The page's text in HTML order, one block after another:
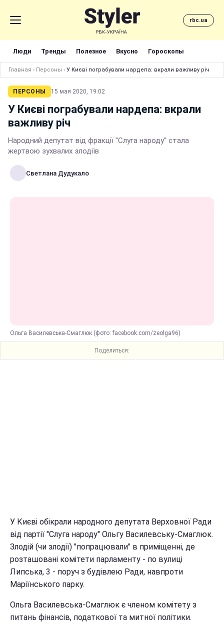
rbc.ua
Люди Тренды Полезное Вкусно Гороскопы
Главная › Персоны › У Києві пограбували нардепа: вкрали важливу річ
ПЕРСОНЫ 15 мая 2020, 19:02
У Києві пограбували нардепа: вкрали
важливу річ
Народний депутат від фракції "Слуга народу" стала
жертвою зухвалих злодіїв
Светлана Дудукало
Ольга Василевська-Смаглюк (фото: facebook.com/zeolga96)
Поделиться:
У Києві обікрали народного депутата Верховної Ради
від партії "Слуга народу" Ольгу Василевську-Смаглюк.
Злодій (чи злодії) "попрацювали" в приміщенні, де
розташовані комітети парламенту - по вулиці
Липська, 3 - поруч з будівлею Ради, навпроти
Маріїнського парку.
Ольга Василевська-Смаглюк є членом комітету з
питань фінансів, податкової та митної політики.